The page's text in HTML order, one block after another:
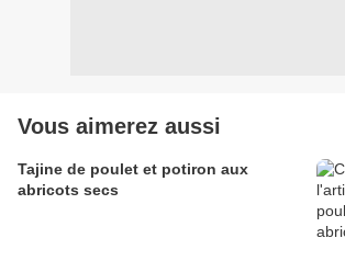
Vous aimerez aussi
Tajine de poulet et potiron aux
abricots secs